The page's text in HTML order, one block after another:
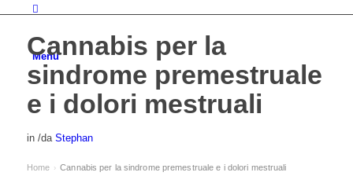
Menu
Cannabis per la
sindrome premestruale
e i dolori mestruali
in /da Stephan
Home › Cannabis per la sindrome premestruale e i dolori mestruali